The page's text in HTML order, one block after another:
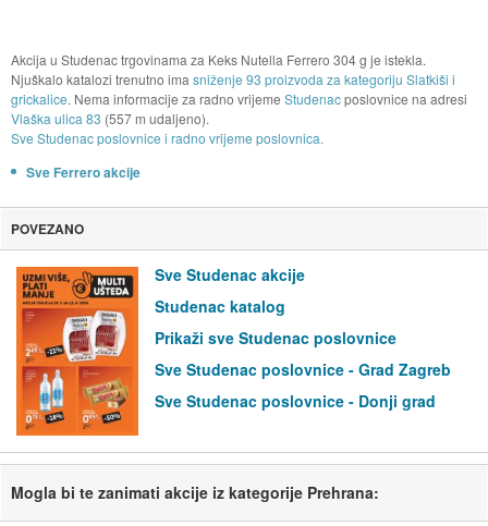
Akcija u Studenac trgovinama za Keks Nutella Ferrero 304 g je istekla.
Njuškalo katalozi trenutno ima sniženje 93 proizvoda za kategoriju Slatkiši i
grickalice. Nema informacije za radno vrijeme Studenacposlovnice na adresi
Vlaška ulica 83 (557 m udaljeno).
Sve Studenac poslovnice i radno vrijeme poslovnica.
Sve Ferrero akcije
POVEZANO
Sve Studenac akcije
Studenac katalog
Prikaži sve Studenac poslovnice
Sve Studenac poslovnice - Grad Zagreb
Sve Studenac poslovnice - Donji grad
Mogla bi te zanimati akcije iz kategorije Prehrana: